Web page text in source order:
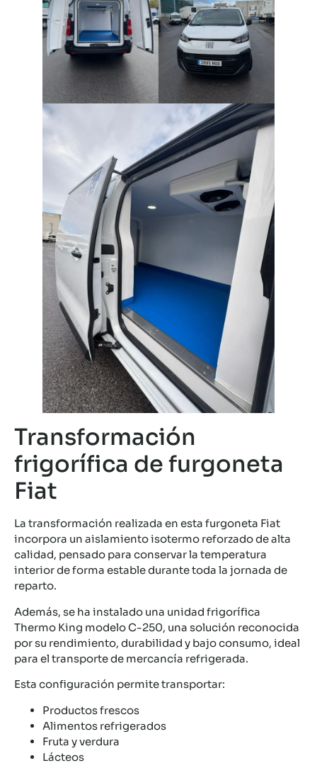
Transformación
frigorífica de furgoneta
Fiat
La transformación realizada en esta furgoneta Fiat
incorpora un aislamiento isotermo reforzado de alta
calidad, pensado para conservar la temperatura
interior de forma estable durante toda la jornada de
reparto.
Además, se ha instalado una unidad frigorífica
Thermo King modelo C-250, una solución reconocida
por su rendimiento, durabilidad y bajo consumo, ideal
para el transporte de mercancía refrigerada.
Esta configuración permite transportar:
Productos frescos
Alimentos refrigerados
Fruta y verdura
Lácteos